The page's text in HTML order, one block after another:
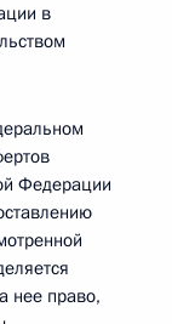
в
Федерации
нее право,